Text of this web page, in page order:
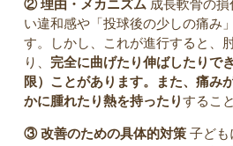
② 理由・メカニズム 成長軟骨の
い違和感や「投球後の少しの痛み
す。しかし、これが進行すると、
り、 完全に曲げたり伸ばしたりで
限）ことがあります。また、痛み
かに腫れたり熱を持ったりするこ
③ 改善のための具体的対策 子ども